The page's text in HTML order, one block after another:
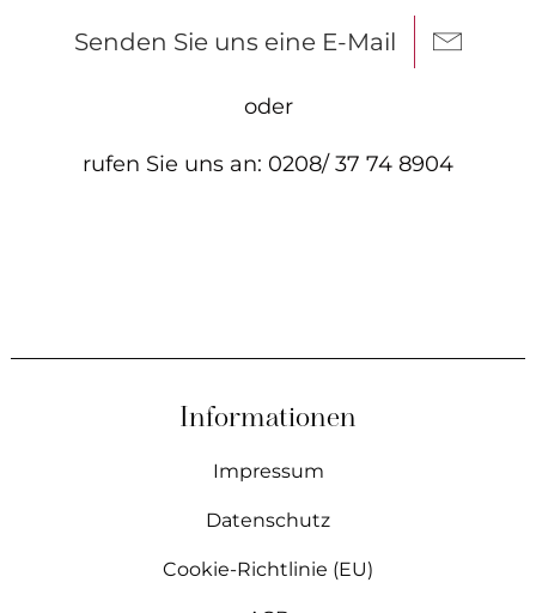
Senden Sie uns eine E-Mail
oder
rufen Sie uns an: 0208/ 37 74 8904
Informationen
Impressum
Datenschutz
Cookie-Richtlinie (EU)